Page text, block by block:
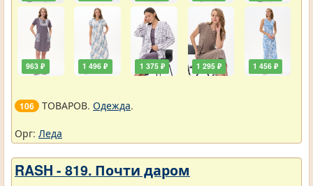
963 ₽ 1 496 ₽ 1 375 ₽ 1 295 ₽ 1 456 ₽
106 ТОВАРОВ. Одежда.
Орг: Леда
RASH - 819. Почти даром